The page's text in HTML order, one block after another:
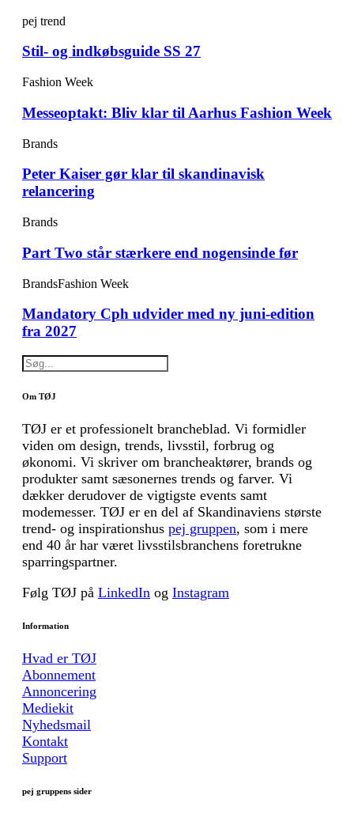
pej trend
Stil- og indkøbsguide SS 27
Fashion Week
Messeoptakt: Bliv klar til Aarhus Fashion Week
Brands
Peter Kaiser gør klar til skandinavisk
relancering
Brands
Part Two står stærkere end nogensinde før
BrandsFashion Week
Mandatory Cph udvider med ny juni-edition
fra 2027
Om TØJ
TØJ er et professionelt brancheblad. Vi formidler
viden om design, trends, livsstil, forbrug og
økonomi. Vi skriver om brancheaktører, brands og
produkter samt sæsonernes trends og farver. Vi
dækker derudover de vigtigste events samt
modemesser. TØJ er en del af Skandinaviens største
trend- og inspirationshus pej gruppen, som i mere
end 40 år har været livsstilsbranchens foretrukne
sparringspartner.
Følg TØJ på LinkedIn og Instagram
Information
Hvad er TØJ
Abonnement
Annoncering
Mediekit
Nyhedsmail
Kontakt
Support
pej gruppens sider